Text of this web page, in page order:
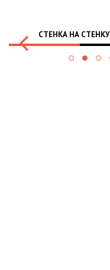
СТЕНКА НА СТЕНКУ